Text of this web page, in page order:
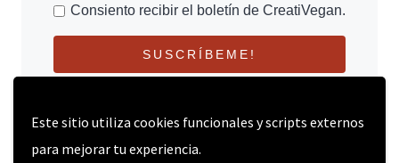
Este sitio utiliza cookies funcionales y scripts externos
para mejorar tu experiencia.
Consiento recibir el boletín de CreatiVegan.
SUSCRÍBEME!